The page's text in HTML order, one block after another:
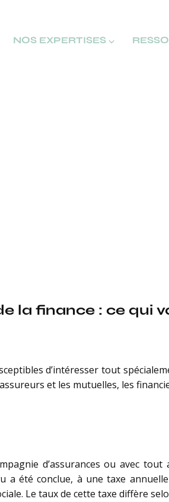
NOS EXPERTISES ⌵
la finance : ce qui
d’intéresser tout
et les mutuelles, les
d’assurances ou avec
été conclue, à une taxe
Le taux de cette taxe diffère